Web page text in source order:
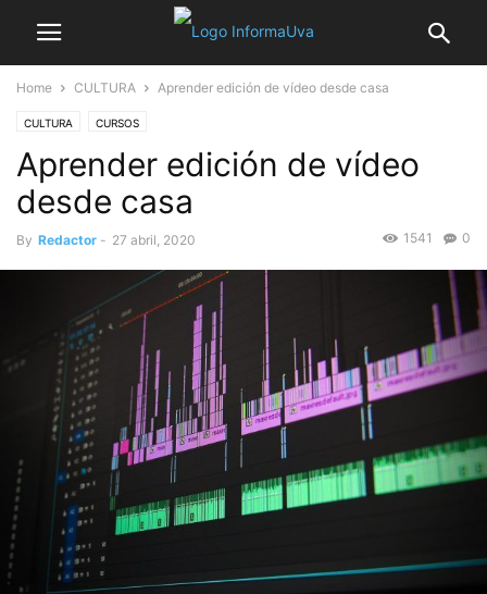
Home CULTURA Aprender edición de vídeo desde casa
CULTURA CURSOS
Aprender edición de vídeo
desde casa
By Redactor - 27 abril, 2020 0
1541